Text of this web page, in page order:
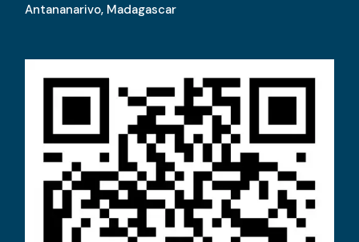
Antananarivo, Madagascar